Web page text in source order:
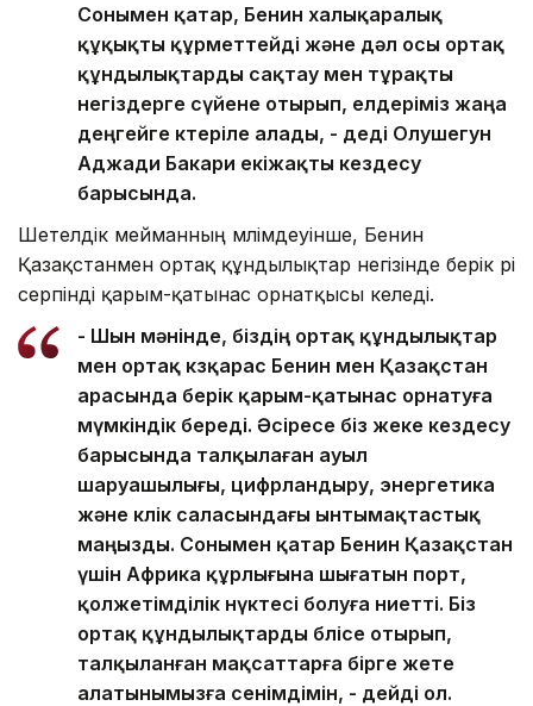
Сонымен қатар, Бенин халықаралық
құқықты құрметтейді және дәл осы ортақ
құндылықтарды сақтау мен тұрақты
негіздерге сүйене отырып, елдеріміз жаңа
деңгейге көтеріле алады, - деді Олушегун
Аджади Бакари екіжақты кездесу
барысында.
Шетелдік мейманның мәлімдеуінше, Бенин
Қазақстанмен ортақ құндылықтар негізінде берік әрі
серпінді қарым-қатынас орнатқысы келеді.
- Шын мәнінде, біздің ортақ құндылықтар
мен ортақ көзқарас Бенин мен Қазақстан
арасында берік қарым-қатынас орнатуға
мүмкіндік береді. Әсіресе біз жеке кездесу
барысында талқылаған ауыл
шаруашылығы, цифрландыру, энергетика
және көлік саласындағы ынтымақтастық
маңызды. Сонымен қатар Бенин Қазақстан
үшін Африка құрлығына шығатын порт,
қолжетімділік нүктесі болуға ниетті. Біз
ортақ құндылықтарды бөлісе отырып,
талқыланған мақсаттарға бірге жете
алатынымызға сенімдімін, - дейді ол.